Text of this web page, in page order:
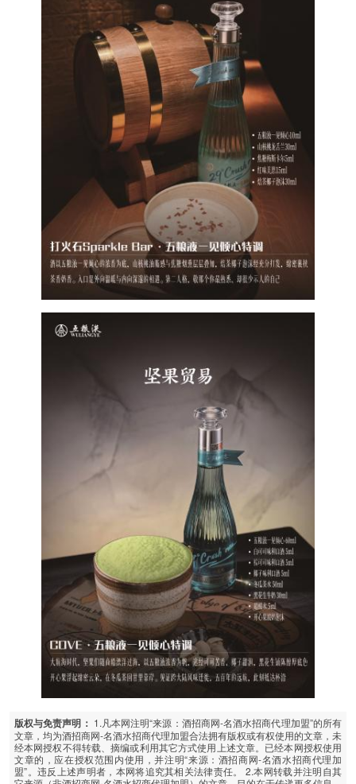
版权与免责声明： 1.凡本网注明“来源：酒招商网-名酒水招商代理加盟”的所有
文章，均为酒招商网-名酒水招商代理加盟合法拥有版权或有权使用的文章，未
经本网授权不得转载、摘编或利用其它方式使用上述文章。已经本网授权使用
文章的，应在授权范围内使用，并注明“来源：酒招商网-名酒水招商代理加
盟”。违反上述声明者，本网将追究其相关法律责任。 2.本网转载并注明自其